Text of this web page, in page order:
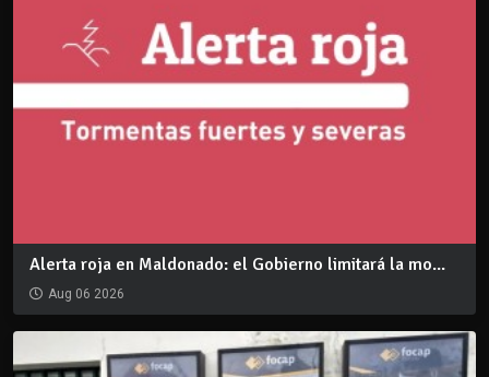
Alerta roja en Maldonado: el Gobierno limitará la mo...
Aug 06 2026